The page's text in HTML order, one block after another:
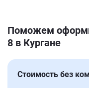
Поможем
8 в Кургане
Стоимость без